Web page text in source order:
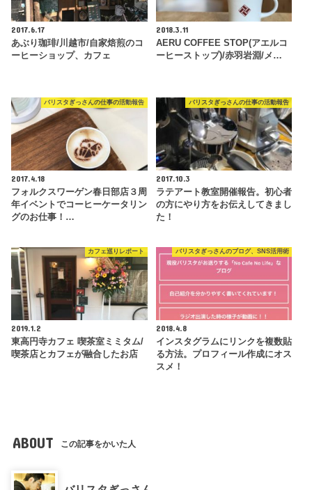
2017.6.17
あぶり珈琲/川越市/自家焙煎のコ
ーヒーショップ、カフェ
2018.3.11
AERU COFFEE STOP(アエルコ
ーヒーストップ)/赤羽岩淵/メ…
バリスタぎっさんの仕事の活動報告
2017.4.18
フォルクスワーゲン春日部店３周
年イベントでコーヒーケータリン
グのお仕事！…
バリスタぎっさんの仕事の活動報告
2017.10.3
ラテアート教室開催報告。初心者
の方にやり方をお伝えしてきまし
た！
カフェ巡りレポート
2019.1.2
東高円寺カフェ 喫茶室ミミタム/
喫茶店とカフェが融合したお店
バリスタぎっさんのブログ、SNS活用術
2018.4.8
インスタグラムにリンクを複数貼
る方法。プロフィール作成にオス
スメ！
ABOUT この記事をかいた人